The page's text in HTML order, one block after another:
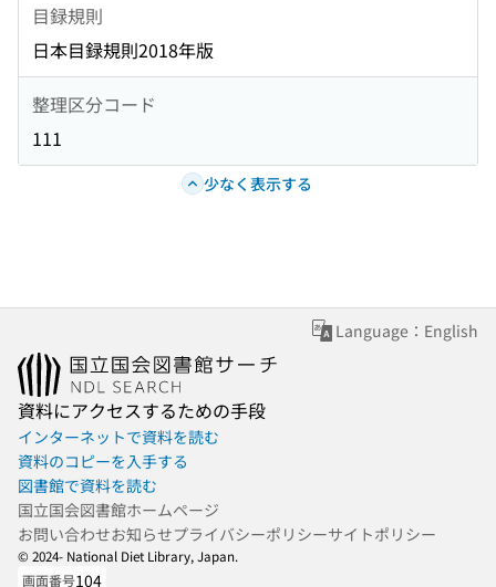
目録規則
日本目録規則2018年版
整理区分コード
111
少なく表示する
Language：English
資料にアクセスするための手段
インターネットで資料を読む
資料のコピーを入手する
図書館で資料を読む
国立国会図書館ホームページ
お問い合わせお知らせプライバシーポリシーサイトポリシー
© 2024- National Diet Library, Japan.
画面番号104